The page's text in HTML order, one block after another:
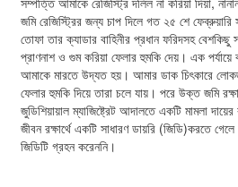
জমি রেজিস্ট্রির জন্য চাপ দিলে গত ২৫ শে
তোফা তার ক্যাডার বাহিনীর প্রধান ফরিদসহ বেশকিছু
প্রাণনাশ ও গুম করিয়া ফেলার হুমকি দেয়। এক পর্যায়ে
আমাকে মারতে উদ্যত হয়। আমার ডাক চিৎকারে
ফেলার হুমকি দিয়ে তারা চলে যায়। পরে উক্ত জমি
জুডিশিয়ায়াল ম্যাজিষ্ট্রেট আদালতে একটি মামলা
জীবন রক্ষার্থে একটি সাধারণ ডায়রি (জিডি)করতে
জিডিটি গ্রহন করেননি।